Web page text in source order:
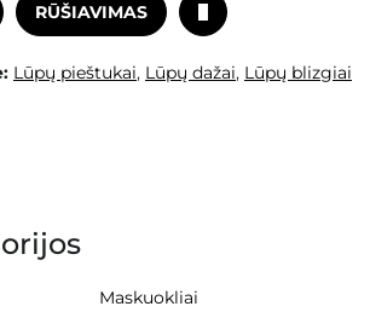
RŪŠIAVIMAS
Lūpų pieštukai, Lūpų dažai, Lūpų blizgiai
Maskuokliai